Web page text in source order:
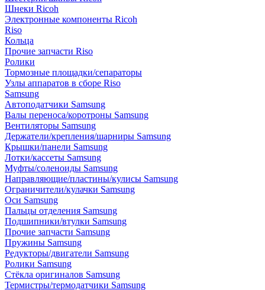
Шнеки Ricoh
Электронные компоненты Ricoh
Riso
Кольца
Прочие запчасти Riso
Ролики
Тормозные площадки/сепараторы
Узлы аппаратов в сборе Riso
Samsung
Автоподатчики Samsung
Валы переноса/коротроны Samsung
Вентиляторы Samsung
Держатели/крепления/шарниры Samsung
Крышки/панели Samsung
Лотки/кассеты Samsung
Муфты/соленоиды Samsung
Направляющие/пластины/кулисы Samsung
Ограничители/кулачки Samsung
Оси Samsung
Пальцы отделения Samsung
Подшипники/втулки Samsung
Прочие запчасти Samsung
Пружины Samsung
Редукторы/двигатели Samsung
Ролики Samsung
Стёкла оригиналов Samsung
Термистры/термодатчики Samsung